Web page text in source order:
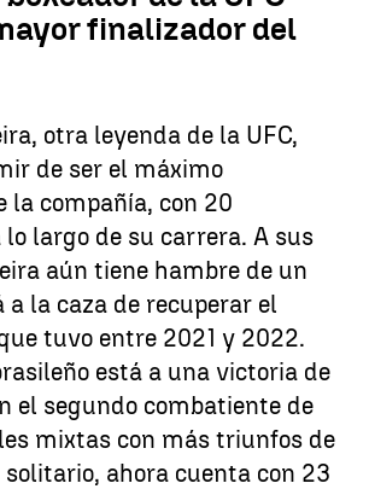
finalizador del
otra leyenda de la UFC,
de ser el máximo
la compañía, con 20
largo de su carrera. A sus
aún tiene hambre de un
a la caza de recuperar el
tuvo entre 2021 y 2022.
está a una victoria de
el segundo combatiente de
mixtas con más triunfos de
ahora cuenta con 23